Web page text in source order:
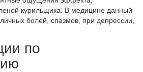
курильщика. В медицине данный
болей, спазмов, при депрессии,
по